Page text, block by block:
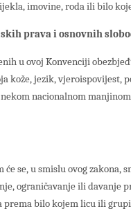
imovine, roda ili bilo
prava i osnovnih
u ovoj Konvenciji
kože, jezik,
nacionalnom
se, u smislu ovog zakona,
ograničavanje ili davanje
bilo kojem licu ili grupi